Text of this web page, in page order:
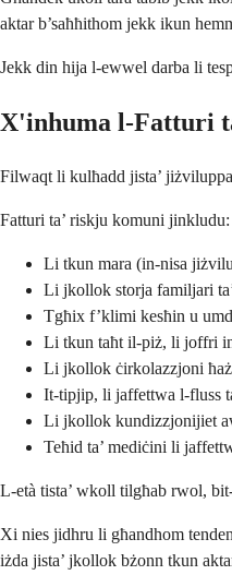
aktar b’saħħithom jekk ikun
Jekk din hija l-ewwel darba li
X'inhuma l-Fatturi
Filwaqt li kulħadd jista’
Fatturi ta’ riskju komuni jinkludu:
Li tkun mara (in-nisa
Li jkollok storja familjari
Tgħix f’klimi kesħin u
Li tkun taħt il-piż, li joffri
Li jkollok ċirkolazzjoni
It-tipjip, li jaffettwa l-fluss
Li jkollok kundizzjonijiet
Teħid ta’ mediċini li
L-età tista’ wkoll tilgħab rwol,
Xi nies jidhru li għandhom
iżda jista’ jkollok bżonn tkun